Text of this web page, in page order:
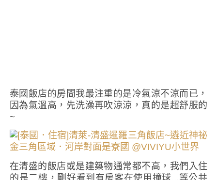
泰國飯店的房間我最注重的是冷氣涼不涼而已，
因為氣溫高，先洗澡再吹涼涼，真的是超舒服的
~
在清盛的飯店或是建築物通常都不高，我們入住